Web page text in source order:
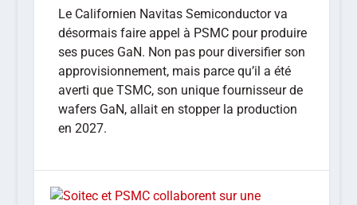
Le Californien Navitas Semiconductor va
désormais faire appel à PSMC pour produire
ses puces GaN. Non pas pour diversifier son
approvisionnement, mais parce qu’il a été
averti que TSMC, son unique fournisseur de
wafers GaN, allait en stopper la production
en 2027.